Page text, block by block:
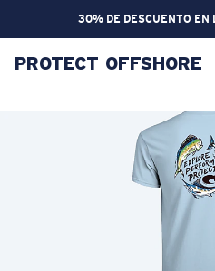
30% DE DESCUENTO EN
OBJETIVO ACTUALIZADO
Precio:
Cantidad:
PROTECT OFFSHORE